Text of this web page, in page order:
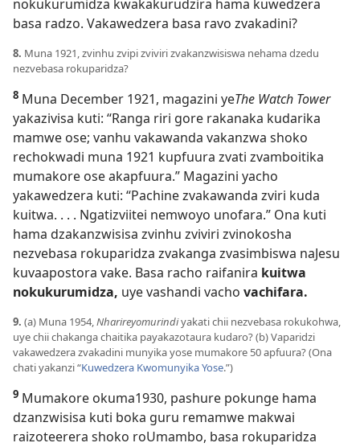
nokukurumidza kwakakurudzira hama kuwedzera
basa radzo. Vakawedzera basa ravo zvakadini?
8. Muna 1921, zvinhu zvipi zviviri zvakanzwisiswa nehama dzedu
nezvebasa rokuparidza?
8 Muna December 1921, magazini yeThe Watch Tower
yakazivisa kuti: “Ranga riri gore rakanaka kudarika
mamwe ose; vanhu vakawanda vakanzwa shoko
rechokwadi muna 1921 kupfuura zvati zvamboitika
mumakore ose akapfuura.” Magazini yacho
yakawedzera kuti: “Pachine zvakawanda zviri kuda
kuitwa. . . . Ngatizviitei nemwoyo unofara.” Ona kuti
hama dzakanzwisisa zvinhu zviviri zvinokosha
nezvebasa rokuparidza zvakanga zvasimbiswa naJesu
kuvaapostora vake. Basa racho raifanira kuitwa
nokukurumidza, uye vashandi vacho vachifara.
9. (a) Muna 1954,Nharireyomurindiyakati chii nezvebasa rokukohwa,
uye chii chakanga chaitika payakazotaura kudaro? (b) Vaparidzi
vakawedzera zvakadini munyika yose mumakore 50 apfuura? (Ona
chati yakanzi “Kuwedzera Kwomunyika Yose.”)
9 Mumakore okuma1930, pashure pokunge hama
dzanzwisisa kuti boka guru remamwe makwai
raizoteerera shoko roUmambo, basa rokuparidza